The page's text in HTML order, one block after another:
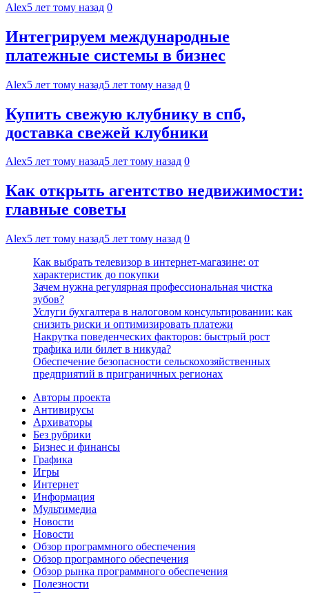
Alex5 лет тому назад 0
Интегрируем международные
платежные системы в бизнес
Alex5 лет тому назад5 лет тому назад 0
Купить свежую клубнику в спб,
доставка свежей клубники
Alex5 лет тому назад5 лет тому назад 0
Как открыть агентство недвижимости:
главные советы
Alex5 лет тому назад5 лет тому назад 0
Как выбрать телевизор в интернет-магазине: от
характеристик до покупки
Зачем нужна регулярная профессиональная чистка
зубов?
Услуги бухгалтера в налоговом консультировании: как
снизить риски и оптимизировать платежи
Накрутка поведенческих факторов: быстрый рост
трафика или билет в никуда?
Обеспечение безопасности сельскохозяйственных
предприятий в приграничных регионах
Авторы проекта
Антивирусы
Архиваторы
Без рубрики
Бизнес и финансы
Графика
Игры
Интернет
Информация
Мультимедиа
Новости
Новости
Обзор программного обеспечения
Обзор програмного обеспечения
Обзор рынка программного обеспечения
Полезности